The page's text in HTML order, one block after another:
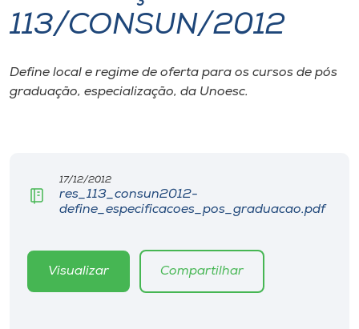
I.nova
Diplomados
Editora
113/CONSUN/2012
Define local e regime de oferta para os cursos de pós
graduação, especialização, da Unoesc.
17/12/2012
res_113_consun2012-
define_especificacoes_pos_graduacao.pdf
Visualizar Compartilhar